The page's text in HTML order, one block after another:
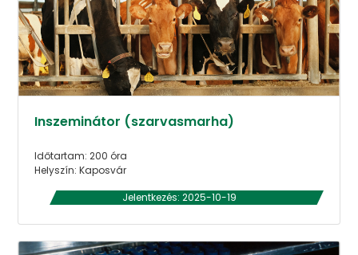
Inszeminátor (szarvasmarha)
Időtartam: 200 óra
Helyszín: Kaposvár
Jelentkezés: 2025-10-19